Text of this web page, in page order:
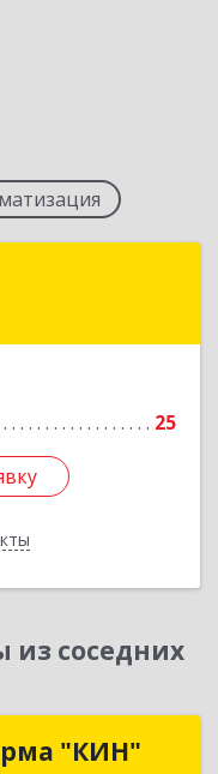
25
Подробнее
соседних
"КИН"
"КИН"